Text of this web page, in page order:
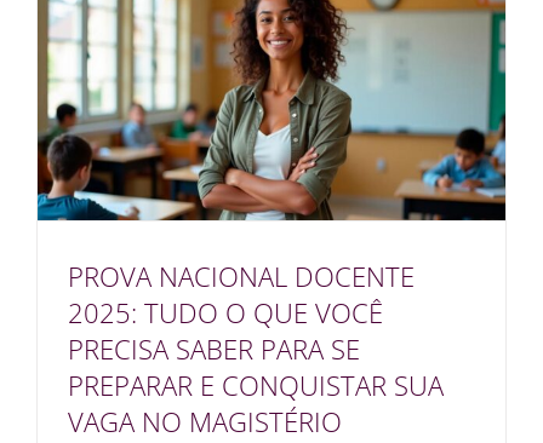
PROVA NACIONAL DOCENTE
2025: TUDO O QUE VOCÊ
PRECISA SABER PARA SE
PREPARAR E CONQUISTAR SUA
VAGA NO MAGISTÉRIO